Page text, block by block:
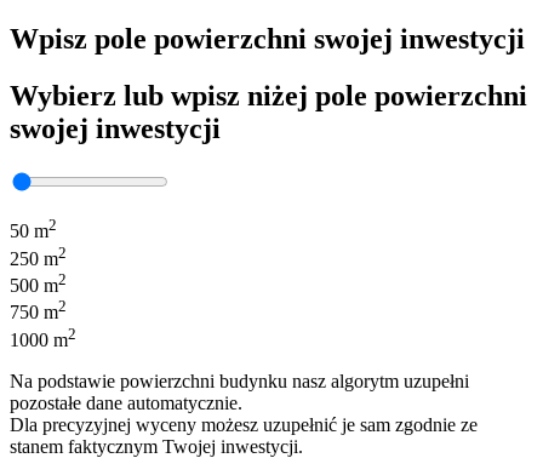
Wpisz pole powierzchni swojej inwestycji
Wybierz lub wpisz niżej pole powierzchni
swojej inwestycji
50 m2
250 m2
500 m2
750 m2
1000 m2
Na podstawie powierzchni budynku nasz algorytm uzupełni
pozostałe dane automatycznie.
Dla precyzyjnej wyceny możesz uzupełnić je sam zgodnie ze
stanem faktycznym Twojej inwestycji.